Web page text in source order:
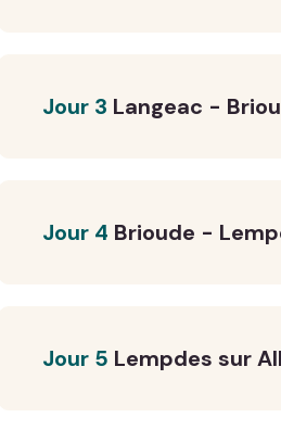
Jour 3 Langeac -
Jour 4 Brioude -
Jour 5 Lempdes sur